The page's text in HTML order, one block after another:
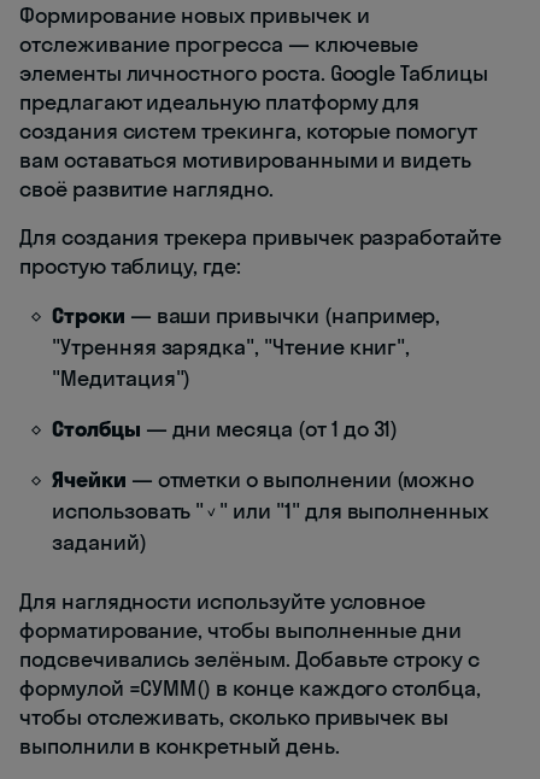
Формирование новых привычек и
отслеживание прогресса — ключевые
элементы личностного роста. Google Таблицы
предлагают идеальную платформу для
создания систем трекинга, которые помогут
вам оставаться мотивированными и видеть
своё развитие наглядно.
Для создания трекера привычек разработайте
простую таблицу, где:
Строки — ваши привычки (например,
"Утренняя зарядка", "Чтение книг",
"Медитация")
Столбцы — дни месяца (от 1 до 31)
Ячейки — отметки о выполнении (можно
использовать "✓" или "1" для выполненных
заданий)
Для наглядности используйте условное
форматирование, чтобы выполненные дни
подсвечивались зелёным. Добавьте строку с
формулой =СУММ() в конце каждого столбца,
чтобы отслеживать, сколько привычек вы
выполнили в конкретный день.